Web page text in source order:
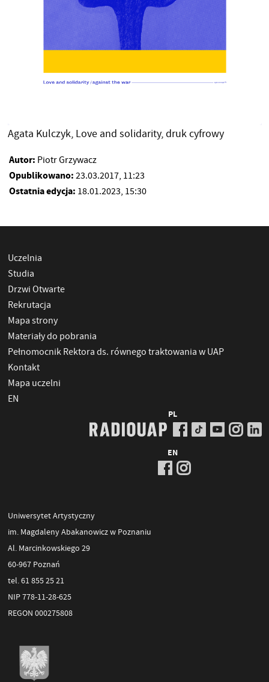
Agata Kulczyk, Love and solidarity, druk cyfrowy
Autor: Piotr Grzywacz
Opublikowano: 23.03.2017, 11:23
Ostatnia edycja: 18.01.2023, 15:30
Uczelnia
Studia
Drzwi Otwarte
Rekrutacja
Mapa strony
Materiały do pobrania
Pełnomocnik Rektora ds. równego traktowania w UAP
Kontakt
Mapa uczelni
EN
PL
EN
Uniwersytet Artystyczny
im. Magdaleny Abakanowicz w Poznaniu
Al. Marcinkowskiego 29
60-967 Poznań
tel. 61 855 25 21
NIP 778-11-28-625
REGON 000275808